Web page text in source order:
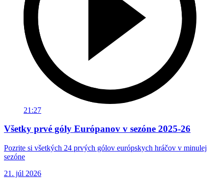
21:27
Všetky prvé góly Európanov v sezóne 2025-26
Pozrite si všetkých 24 prvých gólov európskych hráčov v minulej
sezóne
21. júl 2026